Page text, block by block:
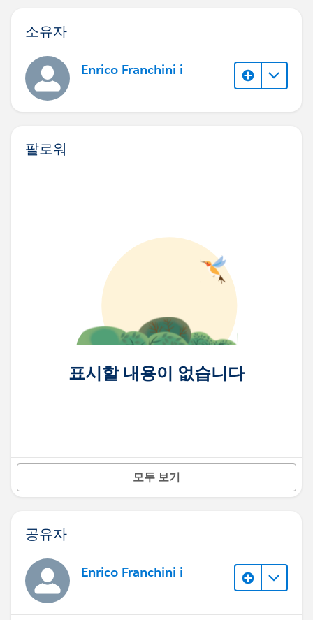
소유자
Enrico Franchini i
팔로워
표시할 내용이 없습니다
모두 보기
공유자
Enrico Franchini i